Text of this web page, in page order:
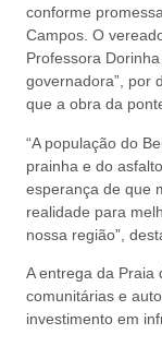
conforme
Campos. O
Professora
governadora”, por
que a obra da
“A população do
prainha e do
esperança de que
realidade para
nossa região”,
A entrega da Praia
comunitárias e
investimento em